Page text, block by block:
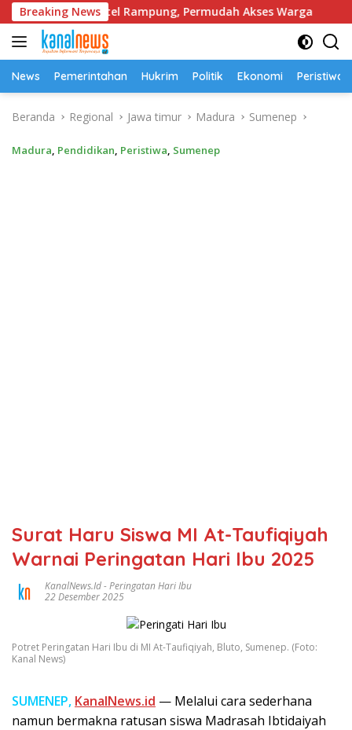
Langsung
ke
konten
Breaking News
Cantel Rampung, Permudah Akses Warga
News Pemerintahan Hukrim Politik Ekonomi Peristiwa
Beranda Regional Jawa timur Madura Sumenep
Madura, Pendidikan, Peristiwa, Sumenep
Surat Haru Siswa MI At-Taufiqiyah
Warnai Peringatan Hari Ibu 2025
KanalNews.id-Peringatan Hari Ibu
22 Desember 2025
Potret Peringatan Hari Ibu di MI At-Taufiqiyah, Bluto, Sumenep. (Foto:
Kanal News)
SUMENEP, KanalNews.id — Melalui cara sederhana
namun bermakna ratusan siswa Madrasah Ibtidaiyah